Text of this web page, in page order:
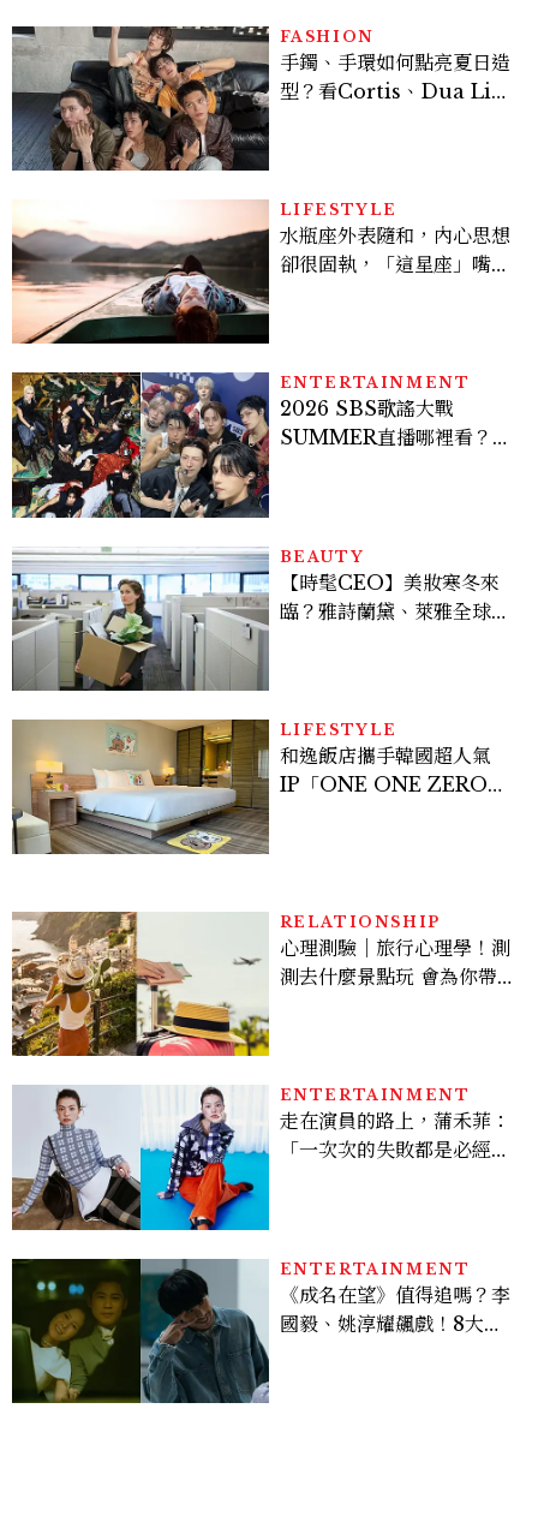
FASHION
手鐲、手環如何點亮夏日造
型？看Cortis、Dua Lip
LIFESTYLE
水瓶座外表隨和，內心思想
卻很固執，「這星座」嘴上
ENTERTAINMENT
2026 SBS歌謠大戰
SUMMER直播哪裡看？
BEAUTY
【時髦CEO】美妝寒冬來
臨？雅詩蘭黛、萊雅全球裁
LIFESTYLE
和逸飯店攜手韓國超人氣
IP「ONE ONE ZERO
RELATIONSHIP
心理測驗｜旅行心理學！測
測去什麼景點玩 會為你帶來
ENTERTAINMENT
走在演員的路上，蒲禾菲：
「一次次的失敗都是必經過
ENTERTAINMENT
《成名在望》值得追嗎？李
國毅、姚淳耀飆戲！8大看